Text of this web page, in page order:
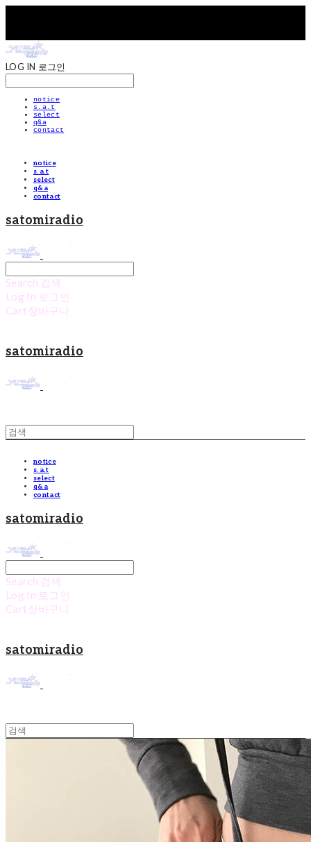
LOG IN 로그인
notice
s.a.t
select
q&a
contact
notice
s.a.t
select
q&a
contact
satomiradio
Search 검색
Log In 로그인
Cart 장바구니
satomiradio
notice
s.a.t
select
q&a
contact
satomiradio
Search 검색
Log In 로그인
Cart 장바구니
satomiradio